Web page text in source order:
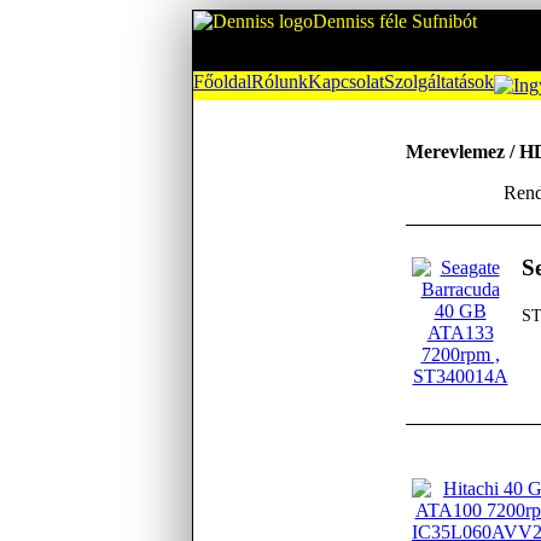
Denniss féle Sufnibót
FőoldalRólunkKapcsolatSzolgáltatások
Merevlemez /